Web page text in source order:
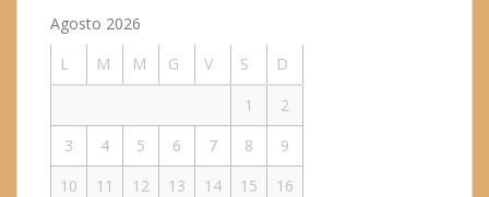
Agosto 2026
L
M M G V S
D
1
2
3
4 5 6 7 8
9
10
11 12 13 14 15
16